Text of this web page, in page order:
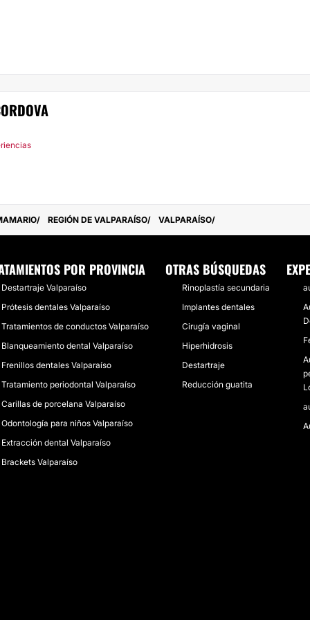
REGIÓN DE VALPARAÍSO VALPARAÍSO
POR PROVINCIA
Destartraje Valparaíso
Prótesis dentales Valparaíso
Tratamientos de conductos Valparaíso
Blanqueamiento dental Valparaíso
Frenillos dentales Valparaíso
Tratamiento periodontal Valparaíso
Carillas de porcelana Valparaíso
Odontología para niños Valparaíso
Extracción dental Valparaíso
Brackets Valparaíso
OTRAS BÚSQUEDAS
Rinoplastía secundaria
Implantes dentales
Cirugía vaginal
Hiperhidrosis
Destartraje
Reducción guatita